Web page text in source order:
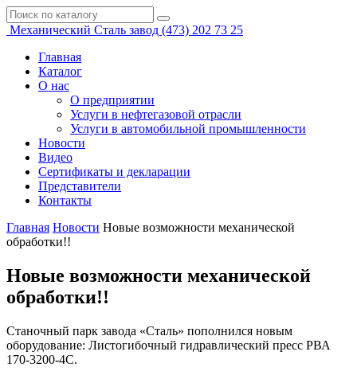
Механический Сталь завод (473) 202 73 25
Главная
Каталог
О нас
О предприятии
Услуги в нефтегазовой отрасли
Услуги в автомобильной промышленности
Новости
Видео
Сертификаты и декларации
Представители
Контакты
Главная Новости Новые возможности механической
обработки!!
Новые возможности механической
обработки!!
Станочный парк завода «Сталь» пополнился новым
оборудование: Листогибочный гидравлический пресс РВА
170-3200-4С.